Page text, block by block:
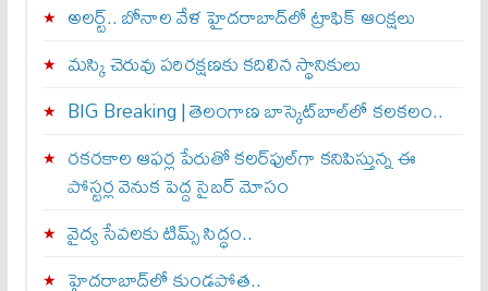
అలర్ట్‌.. బోనాల వేళ హైదరాబాద్‌లో ట్రాఫిక్‌ ఆంక్షలు
మస్కి చెరువు పరిరక్షణకు కదిలిన స్థానికులు
BIG Breaking | తెలంగాణ బాస్కెట్‌బాల్‌లో కలకలం..
రకరకాల ఆఫర్ల పేరుతో కలర్‌ఫుల్‌గా కనిపిస్తున్న ఈ
పోస్టర్ల వెనుక పెద్ద సైబర్ మోసం
వైద్య సేవలకు టిమ్స్‌ సిద్ధం..
హైదరాబాద్‌లో కుండపోత..